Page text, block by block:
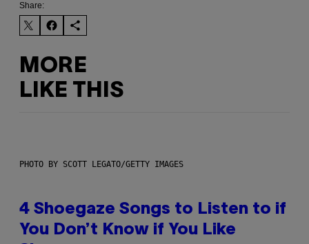
Share:
MORE
LIKE THIS
PHOTO BY SCOTT LEGATO/GETTY IMAGES
4 Shoegaze Songs to Listen to if
You Don’t Know if You Like